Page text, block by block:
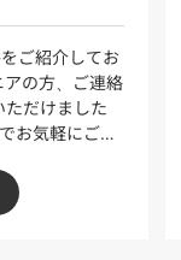
ご紹介してお
の方、ご連絡
だけました
お気軽にご連
＝＝＝＝＝＝
！（LLM・AI